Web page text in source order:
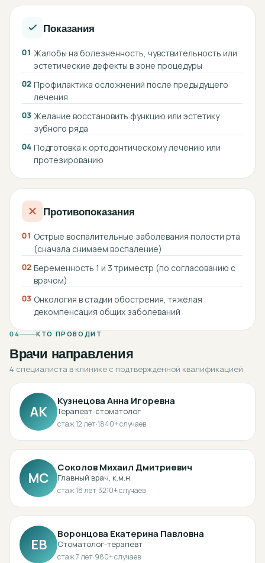
Показания
01 Жалобы на болезненность, чувствительность или
эстетические дефекты в зоне процедуры
02 Профилактика осложнений после предыдущего
лечения
03 Желание восстановить функцию или эстетику
зубного ряда
04 Подготовка к ортодонтическому лечению или
протезированию
Противопоказания
01 Острые воспалительные заболевания полости рта
(сначала снимаем воспаление)
02 Беременность 1 и 3 триместр (по согласованию с
врачом)
03 Онкология в стадии обострения, тяжёлая
декомпенсация общих заболеваний
04 КТО ПРОВОДИТ
Врачи направления
4 специалиста в клинике с подтверждённой квалификацией
АК
Кузнецова Анна Игоревна
Терапевт-стоматолог
стаж12лет·1840+ случаев
МС
Соколов Михаил Дмитриевич
Главный врач, к.м.н.
стаж18лет·3210+ случаев
ЕВ
Воронцова Екатерина Павловна
Стоматолог-терапевт
стаж7лет·980+ случаев